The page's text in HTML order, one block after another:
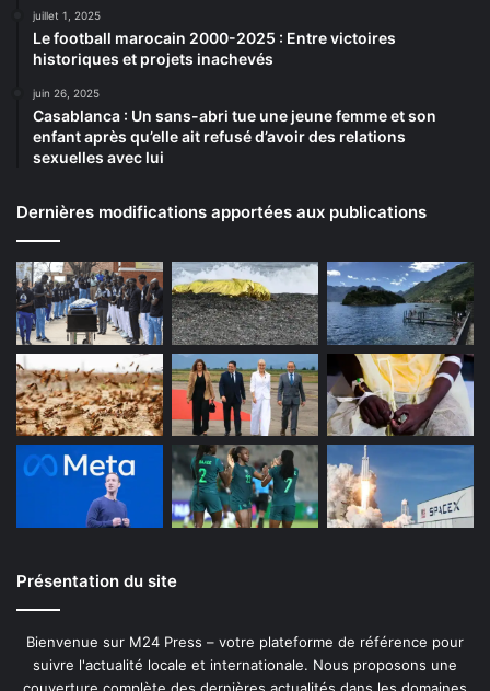
juillet 1, 2025
Le football marocain 2000-2025 : Entre victoires
historiques et projets inachevés
juin 26, 2025
Casablanca : Un sans-abri tue une jeune femme et son
enfant après qu’elle ait refusé d’avoir des relations
sexuelles avec lui
Dernières modifications apportées aux publications
Présentation du site
Bienvenue sur M24 Press – votre plateforme de référence pour
suivre l'actualité locale et internationale. Nous proposons une